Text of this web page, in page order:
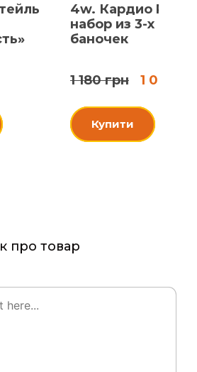
4w. Кардио PRO,
набор из 3-х
баночек
1 180 грн 1 080
Купити
про товар